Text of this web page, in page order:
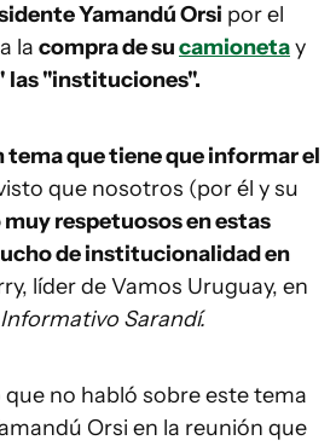
Yamandú Orsi por el
la compra de sucamionetay
las "instituciones".
tema que tiene que informar el
que nosotros (por él y su
respetuosos en estas
de institucionalidad en
líder de Vamos Uruguay, en
Informativo Sarandí.
no habló sobre este tema
Orsi en la reunión que